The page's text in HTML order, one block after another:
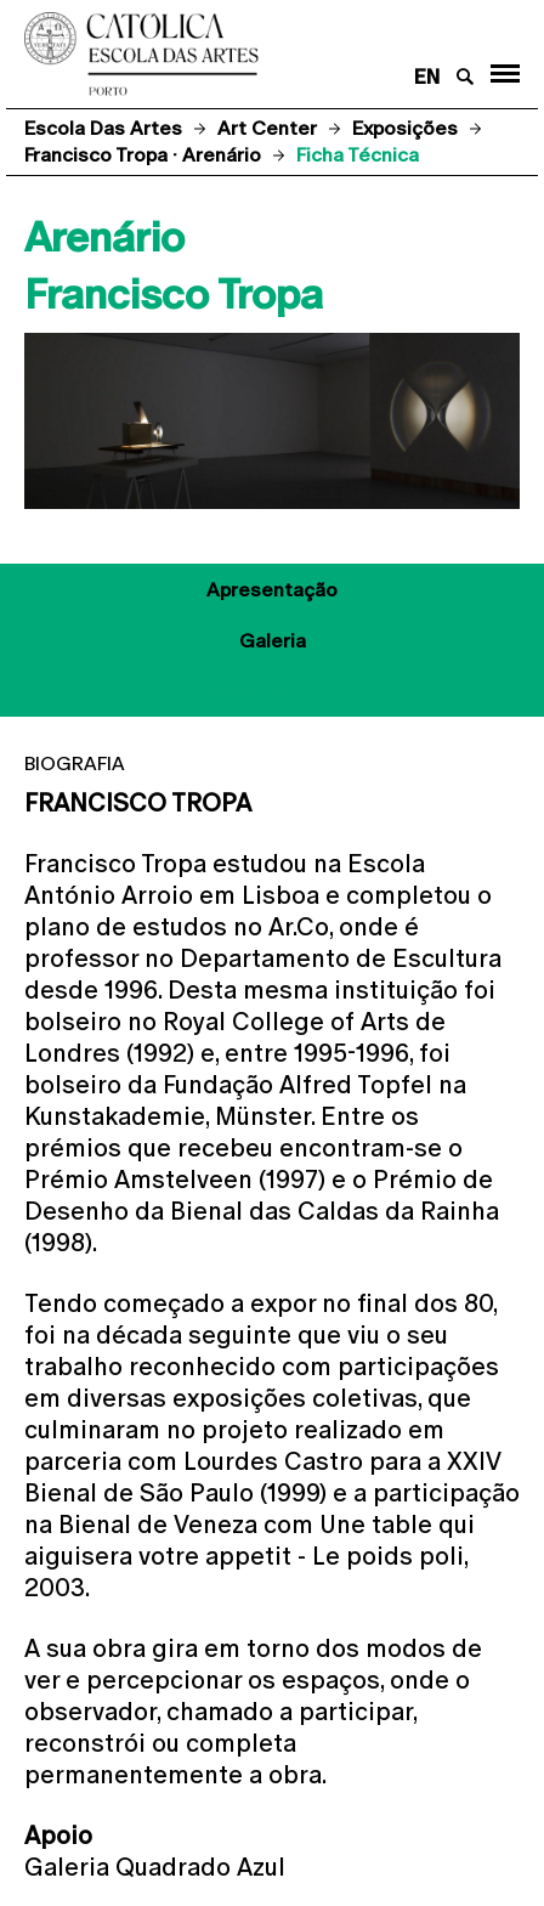
EN
Escola Das Artes Art Center
Exposições
Francisco Tropa · Arenário
Ficha Técnica
Arenário
Francisco Tropa
Apresentação
Galeria
BIOGRAFIA
FRANCISCO TROPA
Francisco Tropa estudou na Escola
António Arroio em Lisboa e completou o
plano de estudos no Ar.Co, onde é
professor no Departamento de Escultura
desde 1996. Desta mesma instituição foi
bolseiro no Royal College of Arts de
Londres (1992) e, entre 1995-1996, foi
bolseiro da Fundação Alfred Topfel na
Kunstakademie, Münster. Entre os
prémios que recebeu encontram-se o
Prémio Amstelveen (1997) e o Prémio de
Desenho da Bienal das Caldas da Rainha
(1998).
Tendo começado a expor no final dos 80,
foi na década seguinte que viu o seu
trabalho reconhecido com participações
em diversas exposições coletivas, que
culminaram no projeto realizado em
parceria com Lourdes Castro para a XXIV
Bienal de São Paulo (1999) e a participação
na Bienal de Veneza com Une table qui
aiguisera votre appetit - Le poids poli,
2003.
A sua obra gira em torno dos modos de
ver e percepcionar os espaços, onde o
observador, chamado a participar,
reconstrói ou completa
permanentemente a obra.
Apoio
Galeria Quadrado Azul